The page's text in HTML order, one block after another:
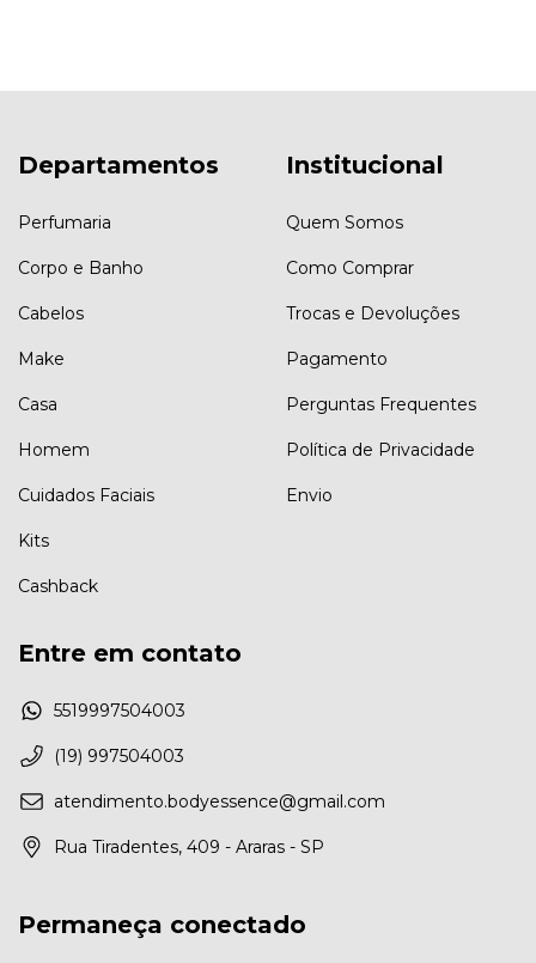
Departamentos
Perfumaria
Corpo e Banho
Cabelos
Make
Casa
Homem
Cuidados Faciais
Kits
Cashback
Institucional
Quem Somos
Como Comprar
Trocas e Devoluções
Pagamento
Perguntas Frequentes
Política de Privacidade
Envio
Entre em contato
5519997504003
(19) 997504003
atendimento.bodyessence@gmail.com
Rua Tiradentes, 409 - Araras - SP
Permaneça conectado